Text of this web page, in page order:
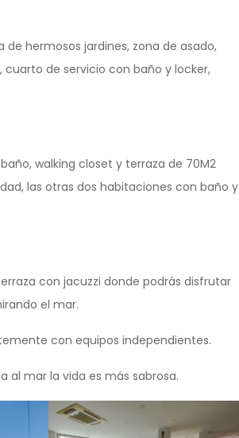
hermosos jardines, zona de asado,
de servicio con baño y locker,
walking closet y terraza de 70M2
las otras dos habitaciones con baño y
con jacuzzi donde podrás disfrutar
el mar.
con equipos independientes.
al mar la vida es más sabrosa.